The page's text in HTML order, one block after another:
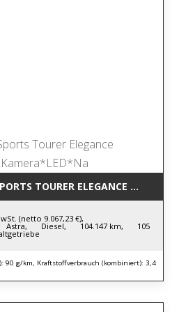
TOURER ELEGANCE
(netto 9.067,23 €),
Astra, Diesel, 104.147 km, 105
90 g/km, Kraftstoffverbrauch (kombiniert): 3,4